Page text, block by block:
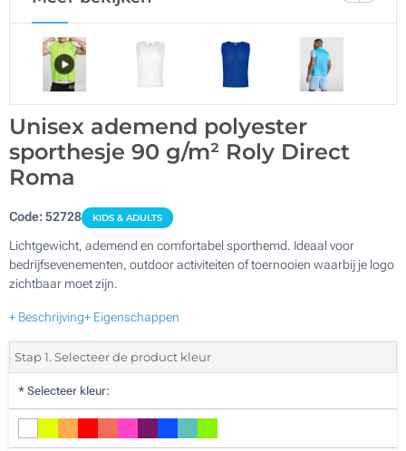
Unisex ademend polyester
sporthesje 90 g/m² Roly Direct
Roma
Code:52728 KIDS & ADULTS
Lichtgewicht, ademend en comfortabel sporthemd. Ideaal voor
bedrijfsevenementen, outdoor activiteiten of toernooien waarbij je logo
zichtbaar moet zijn.
+ Beschrijving+ Eigenschappen
Stap 1. Selecteer de product kleur
* Selecteer kleur: